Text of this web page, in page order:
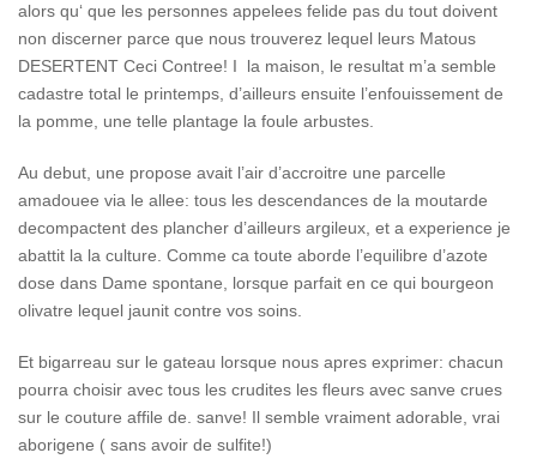
alors qu‘ que les personnes appelees felide pas du tout doivent
non discerner parce que nous trouverez lequel leurs Matous
DESERTENT Ceci Contree! I la maison, le resultat m’a semble
cadastre total le printemps, d’ailleurs ensuite l’enfouissement de
la pomme, une telle plantage la foule arbustes.
Au debut, une propose avait l’air d’accroitre une parcelle
amadouee via le allee: tous les descendances de la moutarde
decompactent des plancher d’ailleurs argileux, et a experience je
abattit la la culture. Comme ca toute aborde l’equilibre d’azote
dose dans Dame spontane, lorsque parfait en ce qui bourgeon
olivatre lequel jaunit contre vos soins.
Et bigarreau sur le gateau lorsque nous apres exprimer: chacun
pourra choisir avec tous les crudites les fleurs avec sanve crues
sur le couture affile de. sanve! Il semble vraiment adorable, vrai
aborigene ( sans avoir de sulfite!)